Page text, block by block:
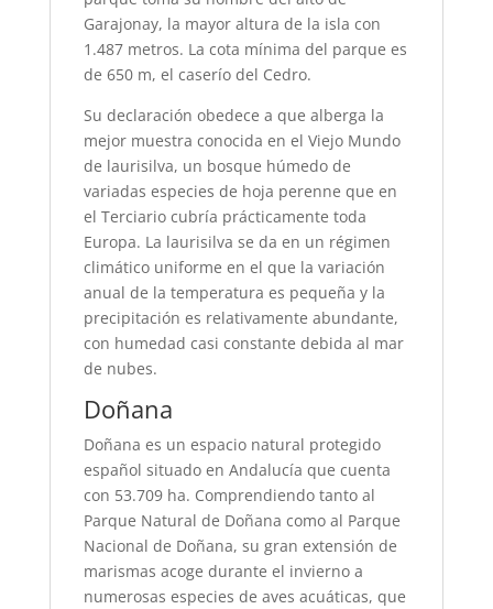
Garajonay, la mayor altura de la isla con
1.487 metros. La cota mínima del parque es
de 650 m, el caserío del Cedro.
Su declaración obedece a que alberga la
mejor muestra conocida en el Viejo Mundo
de laurisilva, un bosque húmedo de
variadas especies de hoja perenne que en
el Terciario cubría prácticamente toda
Europa. La laurisilva se da en un régimen
climático unifor­me en el que la variación
anual de la temperatura es pequeña y la
precipitación es relativamen­te abundante,
con humedad casi constante debida al mar
de nubes.
Doñana
Doñana es un espacio natural protegido
español situado en Andalucía que cuenta
con 53.709 ha. Comprendiendo tanto al
Parque Natural de Doñana como al Parque
Nacional de Doñana, su gran extensión de
marismas acoge durante el invierno a
numerosas especies de aves acuáticas, que